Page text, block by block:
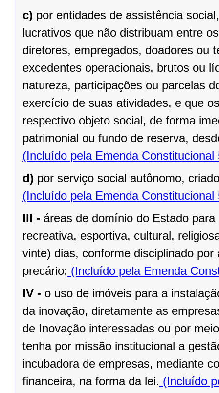
c) por entidades de assistência
lucrativos que não distribuam entre
diretores, empregados, doadores ou
excedentes operacionais, brutos ou
natureza, participações ou parcelas
exercício de suas atividades, e que
respectivo objeto social, de forma
patrimonial ou fundo de reserva,
(Incluído pela Emenda Constitucional
d) por serviço social autônomo,
(Incluído pela Emenda Constitucional
III - áreas de domínio do Estado
recreativa, esportiva, cultural,
vinte) dias, conforme disciplinado
precário; (Incluído pela Emenda
IV - o uso de imóveis para a
da inovação, diretamente as
de Inovação interessadas ou por
tenha por missão institucional a
incubadora de empresas, mediante
financeira, na forma da lei. (Incluído